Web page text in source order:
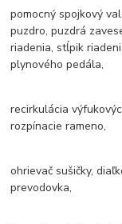
pomocný spojkový
puzdro, puzdrá
riadenia, stĺpik
plynového pedála,
recirkulácia
rozpínacie rameno,
ohrievač sušičky,
prevodovka,